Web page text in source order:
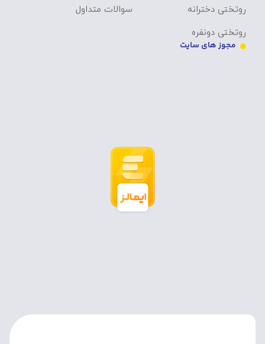
روتختی دخترانه
روتختی دونفره
سوالات متداول
مجوز های سایت